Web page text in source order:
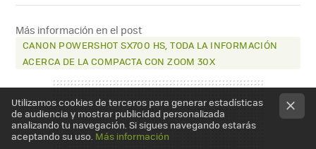
FACEBOOK
X
E-
MAIL
Más información en el post
CANON POWERSHOT SX700 HS, TODA LA INFORMACIÓN
ACERCA DE LA COMPACTA CON ZOOM 30X
Utilizamos cookies de terceros para generar estadísticas
de audiencia y mostrar publicidad personalizada
analizando tu navegación. Si sigues navegando estarás
aceptando su uso. Más información